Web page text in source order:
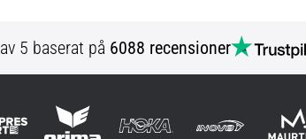
av 5 baserat på 6088 recensioner